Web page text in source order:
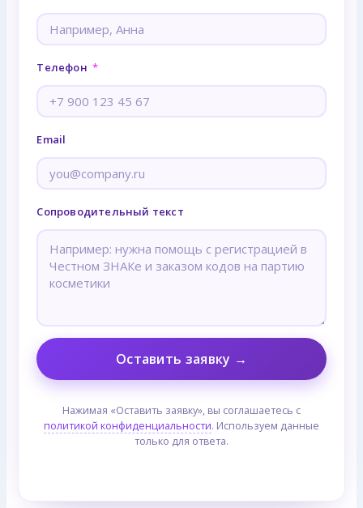
Телефон
Email
Сопроводительный текст
Оставить заявку →
Нажимая «Оставить заявку», вы соглашаетесь с
политикой конфиденциальности. Используем данные
только для ответа.